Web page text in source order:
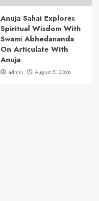
Anuja Sahai Explores
Spiritual Wisdom With
Swami Abhedananda
On Articulate With
Anuja
admin August 5, 2026